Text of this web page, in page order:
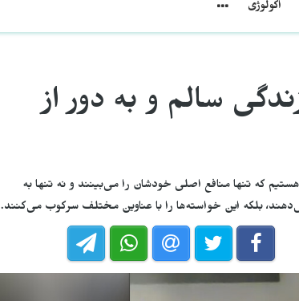
اکولوژی
سالم و به دور از
که تنها منافع اصلی خودشان را می‌بینند و نە تنها به
بلکه این خواسته‌ها را با عناوین مختلف سرکوب می‌کنند.